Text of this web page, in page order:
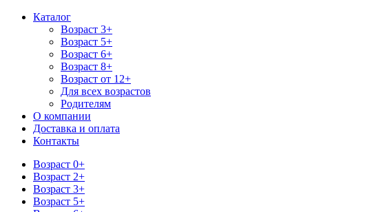
Каталог
Возраст 3+
Возраст 5+
Возраст 6+
Возраст 8+
Возраст от 12+
Для всех возрастов
Родителям
О компании
Доставка и оплата
Контакты
Возраст 0+
Возраст 2+
Возраст 3+
Возраст 5+